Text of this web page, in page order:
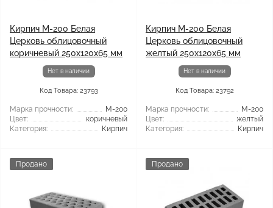
Кирпич М-200 Белая
Церковь облицовочный
коричневый 250х120х65 мм
Нет в наличии
Код Товара: 23793
Марка прочности:
М-200
Цвет:
коричневый
Категория:
Кирпич
Кирпич М-200 Белая
Церковь облицовочный
желтый 250х120х65 мм
Нет в наличии
Код Товара: 23792
Марка прочности:
М-200
Цвет:
желтый
Категория:
Кирпич
Продано Продано